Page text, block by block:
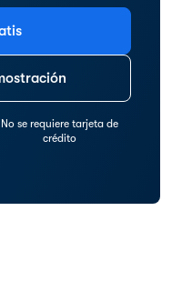
No se requiere tarjeta de
crédito